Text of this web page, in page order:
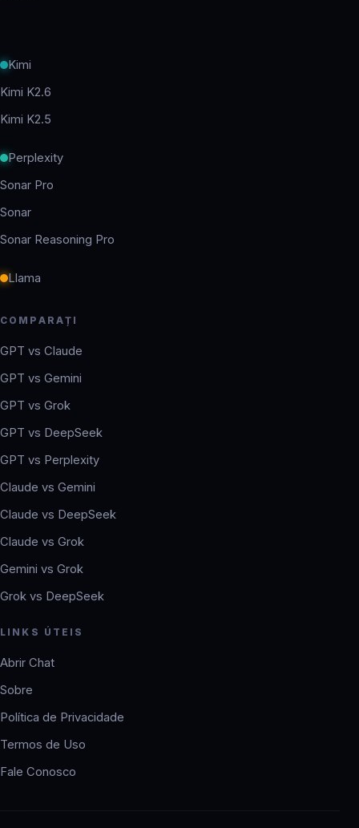
Kimi
Kimi K2.6
Kimi K2.5
Perplexity
Sonar Pro
Sonar
Sonar Reasoning Pro
Llama
COMPARAȚI
GPT vs Claude
GPT vs Gemini
GPT vs Grok
GPT vs DeepSeek
GPT vs Perplexity
Claude vs Gemini
Claude vs DeepSeek
Claude vs Grok
Gemini vs Grok
Grok vs DeepSeek
LINKS ÚTEIS
Abrir Chat
Sobre
Política de Privacidade
Termos de Uso
Fale Conosco